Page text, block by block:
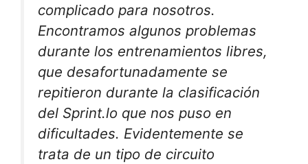
complicado para nosotros.
Encontramos algunos problemas
durante los entrenamientos libres,
que desafortunadamente se
repitieron durante la clasificación
del Sprint.lo que nos puso en
dificultades. Evidentemente se
trata de un tipo de circuito